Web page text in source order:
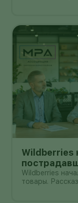
Wildberries
документы
АПМ
Wildberries
товары.